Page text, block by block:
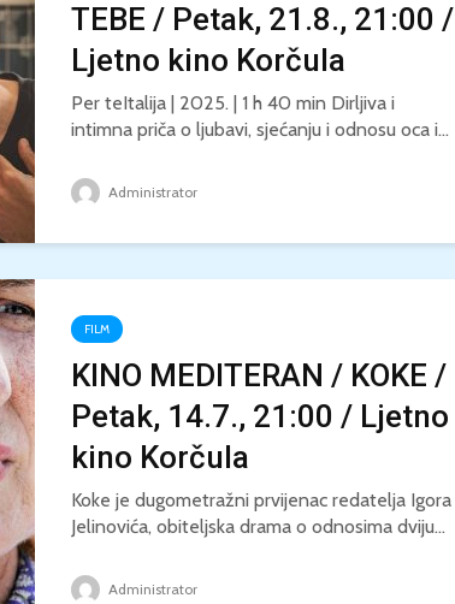
TEBE / Petak, 21.8., 21:00 /
Ljetno kino Korčula
Per teItalija | 2025. | 1 h 40 min Dirljiva i
intimna priča o ljubavi, sjećanju i odnosu oca i...
Administrator
FILM
KINO MEDITERAN / KOKE /
Petak, 14.7., 21:00 / Ljetno
kino Korčula
Koke je dugometražni prvijenac redatelja Igora
Jelinovića, obiteljska drama o odnosima dviju...
Administrator